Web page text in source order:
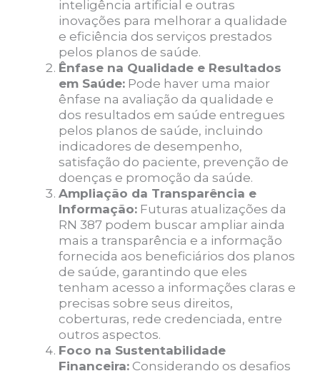
inteligência artificial e outras
inovações para melhorar a qualidade
e eficiência dos serviços prestados
pelos planos de saúde.
Ênfase na Qualidade e Resultados
em Saúde: Pode haver uma maior
ênfase na avaliação da qualidade e
dos resultados em saúde entregues
pelos planos de saúde, incluindo
indicadores de desempenho,
satisfação do paciente, prevenção de
doenças e promoção da saúde.
Ampliação da Transparência e
Informação: Futuras atualizações da
RN 387 podem buscar ampliar ainda
mais a transparência e a informação
fornecida aos beneficiários dos planos
de saúde, garantindo que eles
tenham acesso a informações claras e
precisas sobre seus direitos,
coberturas, rede credenciada, entre
outros aspectos.
Foco na Sustentabilidade
Financeira: Considerando os desafios